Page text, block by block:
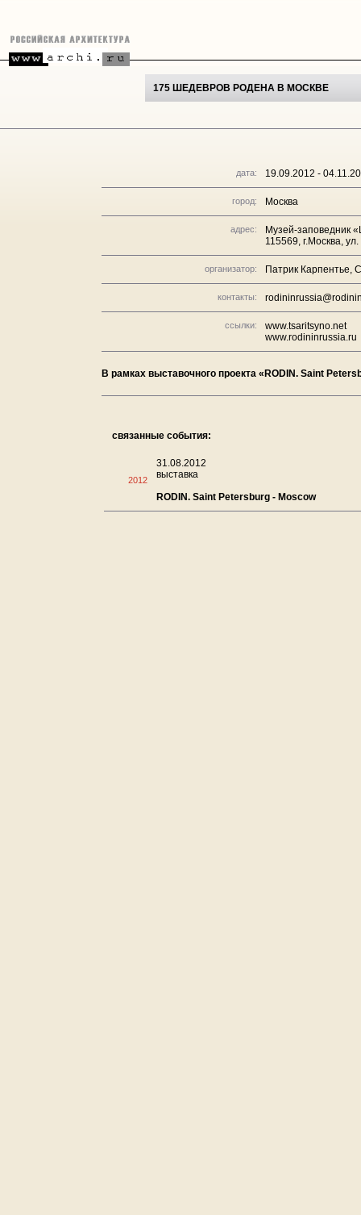
175 ШЕДЕВРОВ РОДЕНА В МОСКВЕ
дата: 19.09.2012 -
город: Москва
адрес:
Музей-заповедник
115569, г.Москва,
организатор: Патрик Карпентье,
контакты:
ссылки:
www.tsaritsyno.net
www.rodininrussia.ru
В рамках выставочного проекта «RODIN. Saint
связанные события:
2012
31.08.2012
выставка
RODIN. Saint Petersburg - Moscow